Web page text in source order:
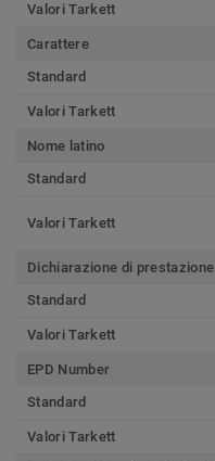
Valori Tarkett
Carattere
Standard
Valori Tarkett
Nome latino
Standard
Valori Tarkett
Dichiarazione di prestazione
Standard
Valori Tarkett
EPD Number
Standard
Valori Tarkett